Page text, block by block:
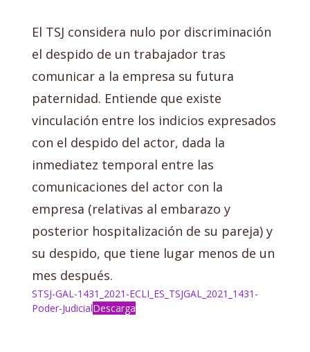
El TSJ considera nulo por discriminación
el despido de un trabajador tras
comunicar a la empresa su futura
paternidad. Entiende que existe
vinculación entre los indicios expresados
con el despido del actor, dada la
inmediatez temporal entre las
comunicaciones del actor con la
empresa (relativas al embarazo y
posterior hospitalización de su pareja) y
su despido, que tiene lugar menos de un
mes después.
STSJ-GAL-1431_2021-ECLI_ES_TSJGAL_2021_1431-
Poder-JudicialDescarga